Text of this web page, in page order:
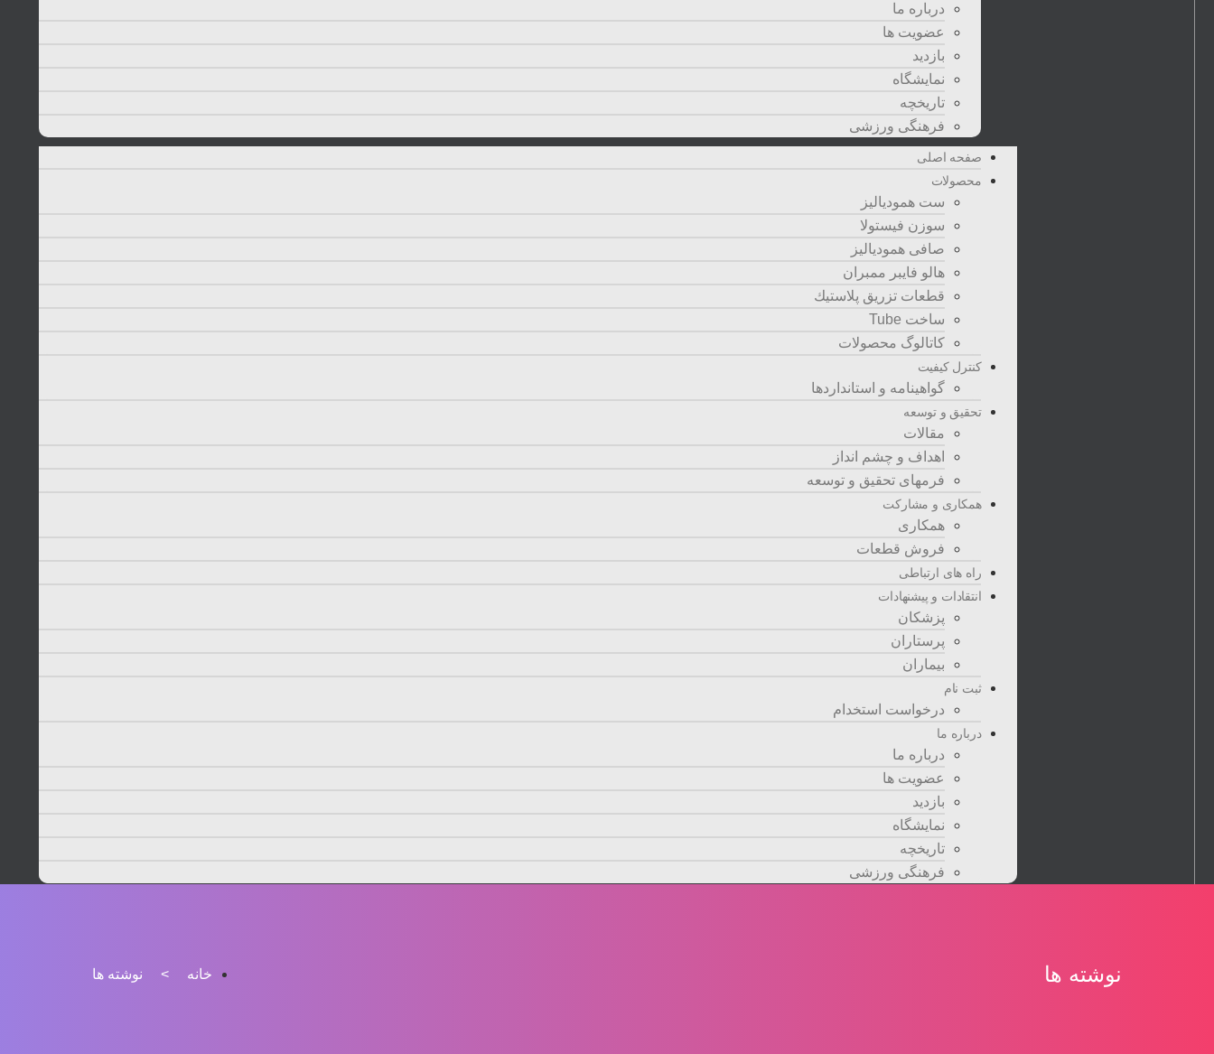
درباره ما
عضویت ها
بازدید
نمایشگاه
تاريخچه
فرهنگی ورزشی
صفحه اصلی
محصولات
ست همودیالیز
سوزن فیستولا
صافی همودیالیز
هالو فایبر ممبران
قطعات تزريق پلاستيك
ساخت Tube
کاتالوگ محصولات
کنترل کیفیت
گواهينامه و استانداردها
تحقيق و توسعه
مقالات
اهداف و چشم انداز
فرمهای تحقیق و توسعه
همکاری و مشارکت
همکاری
فروش قطعات
راه های ارتباطی
انتقادات و پيشنهادات
پزشكان
پرستاران
بيماران
ثبت نام
درخواست استخدام
درباره ما
درباره ما
عضویت ها
بازدید
نمایشگاه
تاريخچه
فرهنگی ورزشی
نوشته ها خانه > نوشته ها